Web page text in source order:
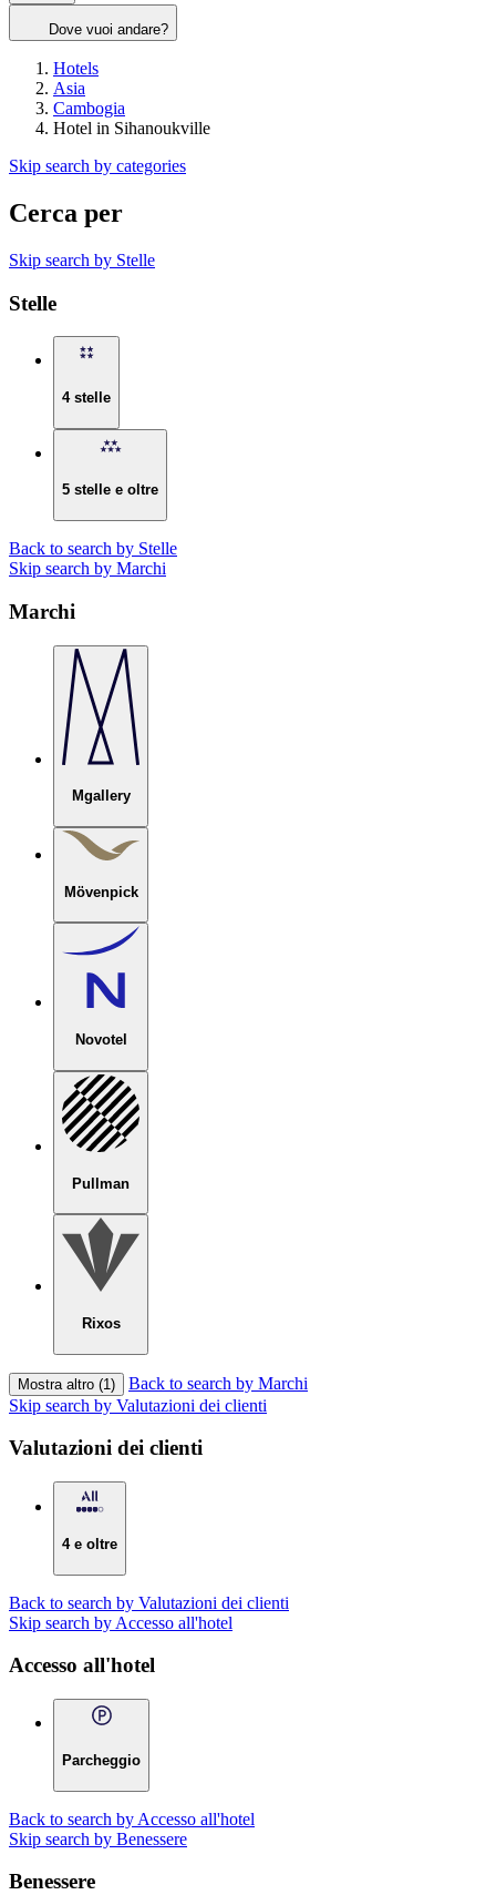
Dove vuoi andare?
Hotels
Asia
Cambogia
Hotel in Sihanoukville
Skip search by categories
Cerca per
Skip search by Stelle
Stelle
4 stelle
5 stelle e oltre
Back to search by Stelle
Skip search by Marchi
Marchi
Mgallery
Mövenpick
Novotel
Pullman
Rixos
Mostra altro (1)
Back to search by Marchi
Skip search by Valutazioni dei clienti
Valutazioni dei clienti
4 e oltre
Back to search by Valutazioni dei clienti
Skip search by Accesso all'hotel
Accesso all'hotel
Parcheggio
Back to search by Accesso all'hotel
Skip search by Benessere
Benessere